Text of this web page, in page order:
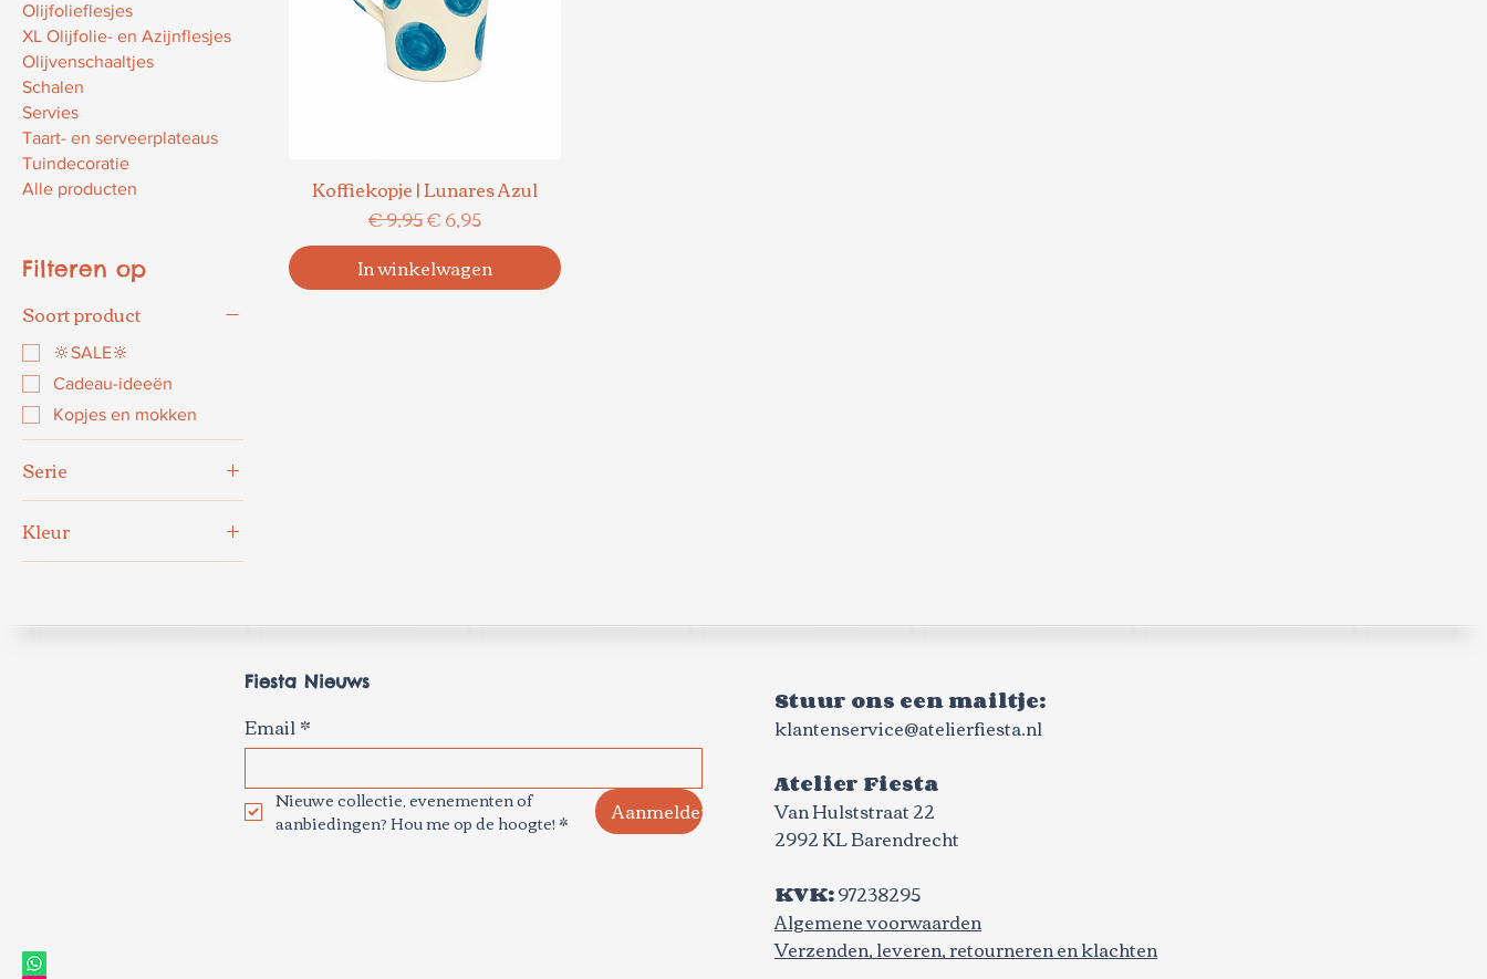
Olijfolieflesjes
XL Olijfolie- en Azijnflesjes
Olijvenschaaltjes
Schalen
Servies
Taart- en serveerplateaus
Tuindecoratie
Alle producten
Filteren op
Soort product
🔆SALE🔆
Cadeau-ideeën
Kopjes en mokken
Serie
🔆SALE🔆
Serie Lunares
Kleur
Blauw
Snel overzicht
Koffiekopje | Lunares Azul
Normale prijs
€ 9,95Verkoopprijs
€ 6,95
In winkelwagen
Stuur ons een mailtje:
klantenservice@atelierfiesta.nl
Atelier Fiesta
Van Hulststraat 22
2992 KL Barendrecht
KVK:97238295​
Algemene voorwaarden​
Verzenden, leveren, retourneren en klachten
Fiesta Nieuws
Email*
Nieuwe collectie, evenementen of
aanbiedingen? Hou me op de hoogte!* Aanmelden